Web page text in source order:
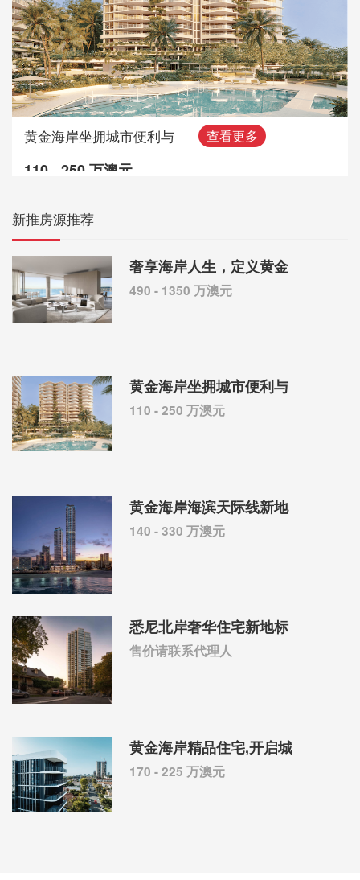
黄金海岸坐拥城市便利与
110 - 250 万澳元
查看更多
新推房源推荐
奢享海岸人生，定义黄金
490 - 1350 万澳元
黄金海岸坐拥城市便利与
110 - 250 万澳元
黄金海岸海滨天际线新地
140 - 330 万澳元
悉尼北岸奢华住宅新地标
售价请联系代理人
黄金海岸精品住宅,开启城
170 - 225 万澳元